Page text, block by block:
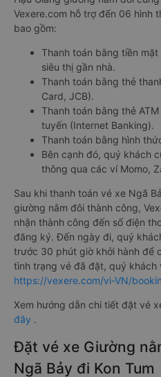
Vexere.com hỗ trợ đến 06 hình
bao gồm:
Thanh toán bằng tiền
siêu thị gần nhà.
Thanh toán bằng thẻ
Card, JCB).
Thanh toán bằng thẻ
tuyến (Internet Banking).
Thanh toán bằng hình
Bên cạnh đó, quý khách
thông qua các ví Momo,
Sau khi thanh toán vé xe Ngã
giường nằm đôi thành công,
nhận thành công đến số điện
đăng ký. Đến ngày đi, quý
trước 30 phút giờ khởi hành để
tình trạng vé đã đặt, quý khách
https://vexere.com/vi-VN/
Xem hướng dẫn chi tiết đặt vé
đây .
Đặt vé xe Giường
Ngã Bảy đi Kon Tum